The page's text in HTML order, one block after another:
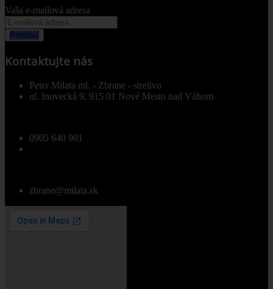
Vaša e-mailová adresa
Prihlásiť
Kontaktujte nás
Peter Milata ml. - Zbrane - strelivo
ul. Inovecká 9, 915 01 Nové Mesto nad Váhom
0905 640 901
zbrane@milata.sk